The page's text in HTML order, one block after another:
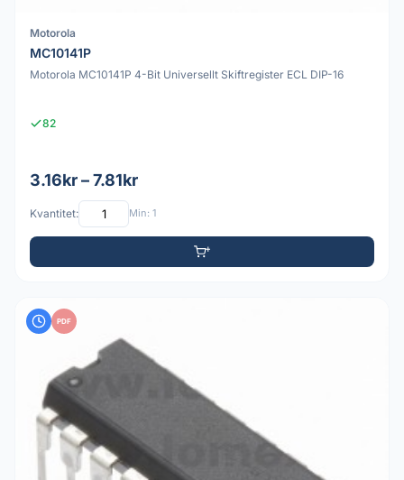
Motorola
MC10141P
Motorola MC10141P 4-Bit Universellt Skiftregister ECL DIP-16
82
3.16kr – 7.81kr
Kvantitet: Min: 1
PDF